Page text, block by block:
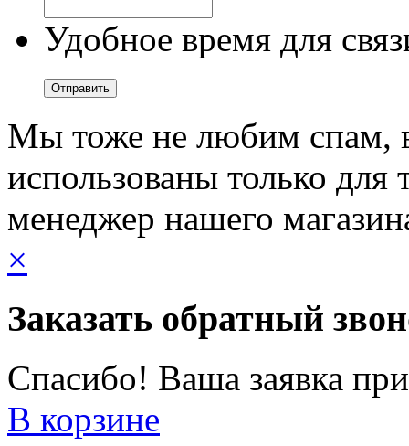
Удобное время для
Мы тоже не любим спам,
использованы только для
менеджер нашего
×
Заказать обратный
Спасибо! Ваша заявка
В корзине